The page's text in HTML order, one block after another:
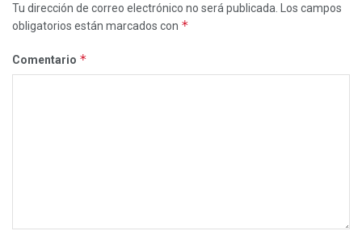
Tu dirección de correo electrónico no será publicada.
Los campos
obligatorios están marcados con *
Comentario *